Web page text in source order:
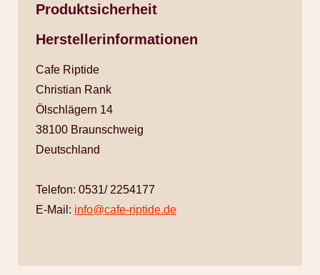
Produktsicherheit
Herstellerinformationen
Cafe Riptide
Christian Rank
Ölschlägern 14
38100 Braunschweig
Deutschland
Telefon: 0531/ 2254177
E-Mail: info@cafe-riptide.de